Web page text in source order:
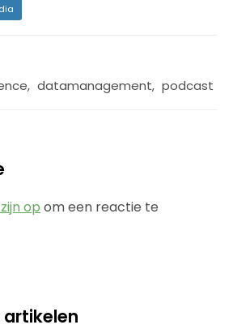
, datamanagement, podcast
op om een reactie te